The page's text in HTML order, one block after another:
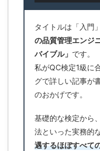
タイトルは「入門
の品質管理エンジ
バイブル」 です。
私がQC検定1級に
グで詳しい記事が
のおかげです。
基礎的な検定から
法といった実務的
遇するほぼすべて